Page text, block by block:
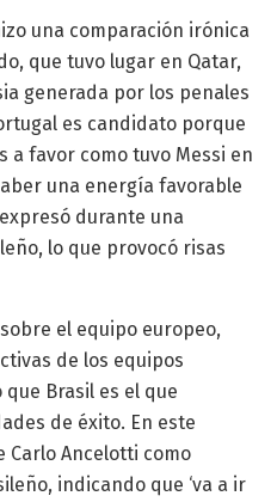
una comparación irónica
que tuvo lugar en Qatar,
generada por los penales
es candidato porque
a favor como tuvo Messi en
una energía favorable
durante una
lo que provocó risas
el equipo europeo,
de los equipos
Brasil es el que
de éxito. En este
Carlo Ancelotti como
indicando que ‘va a ir